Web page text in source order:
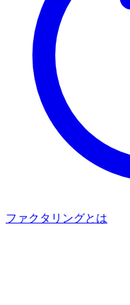
ファクタリングとは